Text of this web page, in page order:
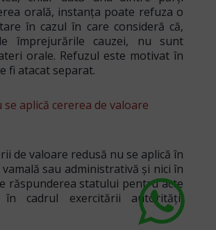
orală, instanța poate refuza o
în cazul în care consideră că,
împrejurările cauzei, nu sunt
orale. Refuzul este motivat în
fi atacat separat.
aplică cererea de valoare
de valoare redusă nu se aplică în
sau administrativă și nici în
răspunderea statului pentru acte
în cadrul exercitării autorității